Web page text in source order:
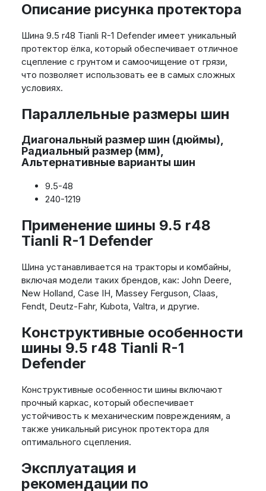
Описание рисунка протектора
Шина 9.5 r48 Tianli R-1 Defender имеет уникальный
протектор ёлка, который обеспечивает отличное
сцепление с грунтом и самоочищение от грязи,
что позволяет использовать ее в самых сложных
условиях.
Параллельные размеры шин
Диагональный размер шин (дюймы),
Радиальный размер (мм),
Альтернативные варианты шин
9.5-48
240-1219
Применение шины 9.5 r48
Tianli R-1 Defender
Шина устанавливается на тракторы и комбайны,
включая модели таких брендов, как: John Deere,
New Holland, Case IH, Massey Ferguson, Claas,
Fendt, Deutz-Fahr, Kubota, Valtra, и другие.
Конструктивные особенности
шины 9.5 r48 Tianli R-1
Defender
Конструктивные особенности шины включают
прочный каркас, который обеспечивает
устойчивость к механическим повреждениям, а
также уникальный рисунок протектора для
оптимального сцепления.
Эксплуатация и
рекомендации по